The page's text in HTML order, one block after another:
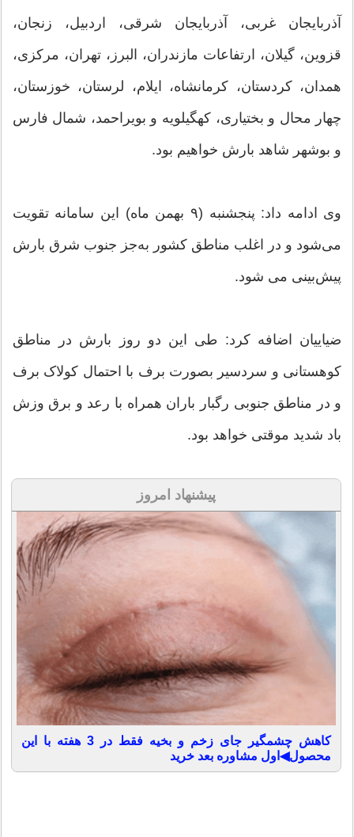
آذربایجان غربی، آذربایجان شرقی، اردبیل، زنجان،
قزوین، گیلان، ارتفاعات مازندران، البرز، تهران، مرکزی،
همدان، کردستان، کرمانشاه، ایلام، لرستان، خوزستان،
چهار محال و بختیاری، کهگیلویه و بویراحمد، شمال فارس
و بوشهر شاهد بارش خواهیم بود.
وی ادامه داد: پنجشنبه (۹ بهمن ماه) این سامانه تقویت
می‌شود و در اغلب مناطق کشور به‌جز جنوب شرق بارش
پیش‌بینی می شود.
ضیاییان اضافه کرد: طی این دو روز بارش در مناطق
کوهستانی و سردسیر بصورت برف با احتمال کولاک برف
و در مناطق جنوبی رگبار باران همراه با رعد و برق وزش
باد شدید موقتی خواهد بود.
پیشنهاد امروز
کاهش چشمگیر جای زخم و بخیه فقط در 3 هفته با این
محصول◀اول مشاوره بعد خرید